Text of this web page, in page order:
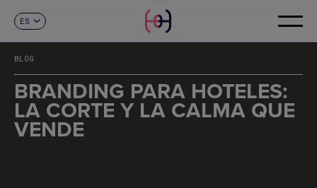
ES
FR
DE
IT
PT
CONTACTO
BLOG
BRANDING PARA HOTELES:
LA CORTE Y LA CALMA QUE
VENDE